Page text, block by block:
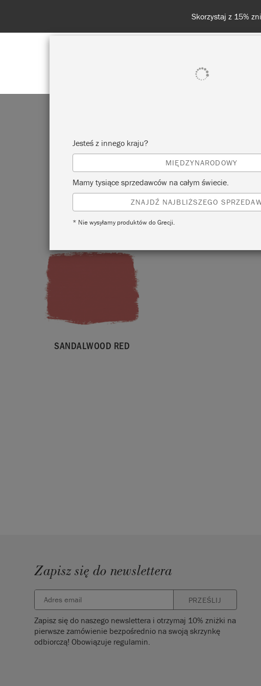
Skorzystaj z 15% zniżki na
SANDALWOOD RED
Zapisz się do newslettera
PRZEŚLIJ
Zapisz się do naszego newslettera i otrzymaj 10% zniżki na
pierwsze zamówienie bezpośrednio na swoją skrzynkę
odbiorczą! Obowiązuje regulamin.
Jesteś z innego kraju?
MIĘDZYNARODOWY
Mamy tysiące sprzedawców na całym świecie.
ZNAJDŹ NAJBLIŻSZEGO
* Nie wysyłamy produktów do Grecji.